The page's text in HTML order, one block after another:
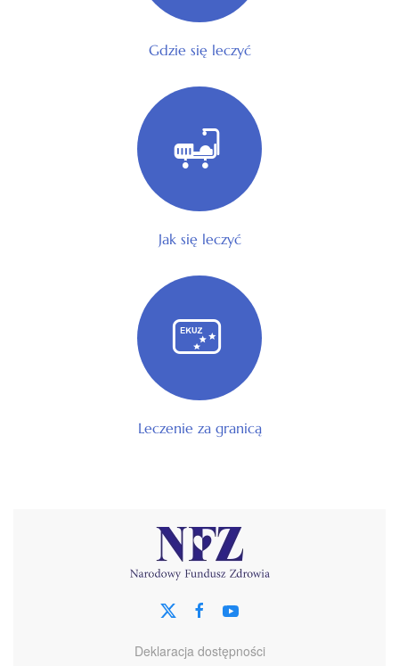
Gdzie się leczyć
Jak się leczyć
Leczenie za granicą
Deklaracja dostępności